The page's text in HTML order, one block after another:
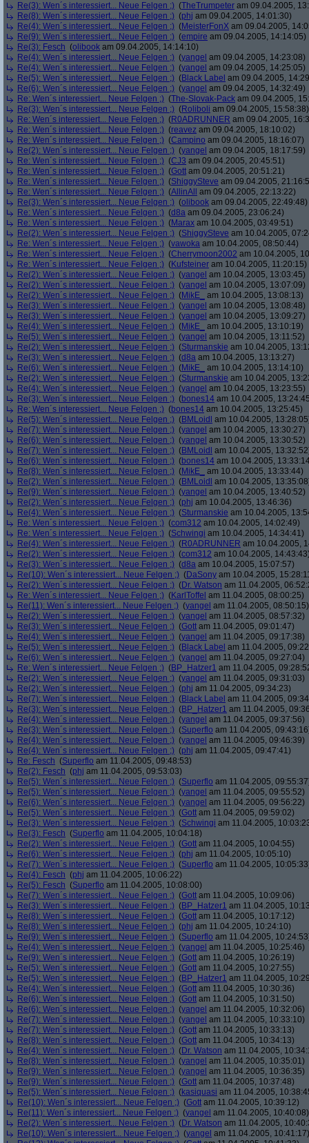
Re(3): Wen´s interessiert... Neue Felgen ;) (TheTrumpeter am 09.04.2005,
Re(8): Wen´s interessiert... Neue Felgen ;) (phj am 09.04.2005, 14:01:30)
Re(4): Wen´s interessiert... Neue Felgen ;) (MeisterFonX am 09.04.2005,
Re(9): Wen´s interessiert... Neue Felgen ;) (empire am 09.04.2005, 14:14:05)
Re(3): Fesch (olibook am 09.04.2005, 14:14:10)
Re(4): Wen´s interessiert... Neue Felgen ;) (yangel am 09.04.2005, 14:23:08)
Re(4): Wen´s interessiert... Neue Felgen ;) (yangel am 09.04.2005, 14:25:05)
Re(5): Wen´s interessiert... Neue Felgen ;) (Black Label am 09.04.2005,
Re(6): Wen´s interessiert... Neue Felgen ;) (yangel am 09.04.2005, 14:32:49)
Re: Wen´s interessiert... Neue Felgen ;) (The-Slovak-Pack am 09.04.2005,
Re(3): Wen´s interessiert... Neue Felgen ;) (Roliboli am 09.04.2005, 15:58:38)
Re: Wen´s interessiert... Neue Felgen ;) (R0ADRUNNER am 09.04.2005,
Re: Wen´s interessiert... Neue Felgen ;) (reavez am 09.04.2005, 18:10:02)
Re: Wen´s interessiert... Neue Felgen ;) (Campino am 09.04.2005, 18:16:07)
Re(2): Wen´s interessiert... Neue Felgen ;) (yangel am 09.04.2005, 18:17:59)
Re: Wen´s interessiert... Neue Felgen ;) (CJ3 am 09.04.2005, 20:45:51)
Re: Wen´s interessiert... Neue Felgen ;) (Gott am 09.04.2005, 20:51:21)
Re: Wen´s interessiert... Neue Felgen ;) (ShiggySteve am 09.04.2005,
Re: Wen´s interessiert... Neue Felgen ;) (AllinAll
am 09.04.2005, 22:13:22)
Re(3): Wen´s interessiert... Neue Felgen ;) (olibook am 09.04.2005, 22:49:48)
Re: Wen´s interessiert... Neue Felgen ;) (d8a am 09.04.2005, 23:06:24)
Re: Wen´s interessiert... Neue Felgen ;) (Marax am 10.04.2005, 03:49:51)
Re(2): Wen´s interessiert... Neue Felgen ;) (ShiggySteve am 10.04.2005,
Re: Wen´s interessiert... Neue Felgen ;) (vawoka am 10.04.2005, 08:50:44)
Re: Wen´s interessiert... Neue Felgen ;) (Cherrymoon2002 am 10.04.2005,
Re: Wen´s interessiert... Neue Felgen ;) (Kufsteiner am 10.04.2005, 11:20:15)
Re(2): Wen´s interessiert... Neue Felgen ;) (yangel am 10.04.2005, 13:03:45)
Re(2): Wen´s interessiert... Neue Felgen ;) (yangel am 10.04.2005, 13:07:09)
Re(2): Wen´s interessiert... Neue Felgen ;) (MikE_
am 10.04.2005, 13:08:13)
Re(3): Wen´s interessiert... Neue Felgen ;) (yangel am 10.04.2005, 13:08:48)
Re(3): Wen´s interessiert... Neue Felgen ;) (yangel am 10.04.2005, 13:09:27)
Re(4): Wen´s interessiert... Neue Felgen ;) (MikE_
am 10.04.2005, 13:10:19)
Re(5): Wen´s interessiert... Neue Felgen ;) (yangel am 10.04.2005, 13:11:52)
Re(2): Wen´s interessiert... Neue Felgen ;) (Sturmanskie am 10.04.2005,
Re(3): Wen´s interessiert... Neue Felgen ;) (d8a am 10.04.2005, 13:13:27)
Re(6): Wen´s interessiert... Neue Felgen ;) (MikE_
am 10.04.2005, 13:14:10)
Re(2): Wen´s interessiert... Neue Felgen ;) (Sturmanskie am 10.04.2005,
Re(4): Wen´s interessiert... Neue Felgen ;) (yangel am 10.04.2005, 13:23:55)
Re(3): Wen´s interessiert... Neue Felgen ;) (bones14 am 10.04.2005,
Re: Wen´s interessiert... Neue Felgen ;) (bones14 am 10.04.2005, 13:25:45)
Re(5): Wen´s interessiert... Neue Felgen ;) (BMLoidl am 10.04.2005,
Re(7): Wen´s interessiert... Neue Felgen ;) (yangel am 10.04.2005, 13:30:27)
Re(6): Wen´s interessiert... Neue Felgen ;) (yangel am 10.04.2005, 13:30:52)
Re(7): Wen´s interessiert... Neue Felgen ;) (BMLoidl am 10.04.2005,
Re(6): Wen´s interessiert... Neue Felgen ;) (bones14 am 10.04.2005,
Re(8): Wen´s interessiert... Neue Felgen ;) (MikE_
am 10.04.2005, 13:33:44)
Re(2): Wen´s interessiert... Neue Felgen ;) (BMLoidl am 10.04.2005,
Re(9): Wen´s interessiert... Neue Felgen ;) (yangel am 10.04.2005, 13:40:52)
Re(2): Wen´s interessiert... Neue Felgen ;) (phj am 10.04.2005, 13:46:36)
Re(4): Wen´s interessiert... Neue Felgen ;) (Sturmanskie am 10.04.2005,
Re: Wen´s interessiert... Neue Felgen ;) (com312 am 10.04.2005, 14:02:49)
Re: Wen´s interessiert... Neue Felgen ;) (Schwingi am 10.04.2005, 14:34:41)
Re(4): Wen´s interessiert... Neue Felgen ;) (R0ADRUNNER am 10.04.2005,
Re(2): Wen´s interessiert... Neue Felgen ;) (com312 am 10.04.2005,
Re(3): Wen´s interessiert... Neue Felgen ;) (d8a am 10.04.2005, 15:07:57)
Re(10): Wen´s interessiert... Neue Felgen ;) (DaSony am 10.04.2005,
Re(2): Wen´s interessiert... Neue Felgen ;) (Dr. Watson am 11.04.2005,
Re: Wen´s interessiert... Neue Felgen ;) (KarlToffel am 11.04.2005, 08:00:25)
Re(11): Wen´s interessiert... Neue Felgen ;) (yangel am 11.04.2005, 08:50:15)
Re(2): Wen´s interessiert... Neue Felgen ;) (yangel am 11.04.2005, 08:57:32)
Re(3): Wen´s interessiert... Neue Felgen ;) (Gott am 11.04.2005, 09:01:47)
Re(4): Wen´s interessiert... Neue Felgen ;) (yangel am 11.04.2005, 09:17:38)
Re(5): Wen´s interessiert... Neue Felgen ;) (Black Label am 11.04.2005,
Re(6): Wen´s interessiert... Neue Felgen ;) (yangel am 11.04.2005, 09:27:04)
Re: Wen´s interessiert... Neue Felgen ;) (BP_Hatzer1 am 11.04.2005,
Re(2): Wen´s interessiert... Neue Felgen ;) (yangel am 11.04.2005, 09:31:03)
Re(2): Wen´s interessiert... Neue Felgen ;) (phj am 11.04.2005, 09:34:23)
Re(7): Wen´s interessiert... Neue Felgen ;) (Black Label am 11.04.2005,
Re(3): Wen´s interessiert... Neue Felgen ;) (BP_Hatzer1 am 11.04.2005,
Re(4): Wen´s interessiert... Neue Felgen ;) (yangel am 11.04.2005, 09:37:56)
Re(3): Wen´s interessiert... Neue Felgen ;) (Superflo am 11.04.2005,
Re(4): Wen´s interessiert... Neue Felgen ;) (yangel am 11.04.2005, 09:46:39)
Re(4): Wen´s interessiert... Neue Felgen ;) (phj am 11.04.2005, 09:47:41)
Re: Fesch (Superflo am 11.04.2005, 09:48:53)
Re(2): Fesch (phj am 11.04.2005, 09:53:03)
Re(5): Wen´s interessiert... Neue Felgen ;) (Superflo am 11.04.2005,
Re(5): Wen´s interessiert... Neue Felgen ;) (yangel am 11.04.2005, 09:55:52)
Re(6): Wen´s interessiert... Neue Felgen ;) (yangel am 11.04.2005, 09:56:22)
Re(5): Wen´s interessiert... Neue Felgen ;) (Gott am 11.04.2005, 09:59:02)
Re(3): Wen´s interessiert... Neue Felgen ;) (Schwingi am 11.04.2005,
Re(3): Fesch (Superflo am 11.04.2005, 10:04:18)
Re(2): Wen´s interessiert... Neue Felgen ;) (Gott am 11.04.2005, 10:04:55)
Re(6): Wen´s interessiert... Neue Felgen ;) (phj am 11.04.2005, 10:05:10)
Re(7): Wen´s interessiert... Neue Felgen ;) (Superflo am 11.04.2005,
Re(4): Fesch (phj am 11.04.2005, 10:06:22)
Re(5): Fesch (Superflo am 11.04.2005, 10:08:00)
Re(7): Wen´s interessiert... Neue Felgen ;) (Gott am 11.04.2005, 10:09:06)
Re(3): Wen´s interessiert... Neue Felgen ;) (BP_Hatzer1 am 11.04.2005,
Re(8): Wen´s interessiert... Neue Felgen ;) (Gott am 11.04.2005, 10:17:12)
Re(8): Wen´s interessiert... Neue Felgen ;) (phj am 11.04.2005, 10:24:10)
Re(9): Wen´s interessiert... Neue Felgen ;) (Superflo am 11.04.2005,
Re(4): Wen´s interessiert... Neue Felgen ;) (yangel am 11.04.2005, 10:25:46)
Re(9): Wen´s interessiert... Neue Felgen ;) (Gott am 11.04.2005, 10:26:19)
Re(5): Wen´s interessiert... Neue Felgen ;) (Gott am 11.04.2005, 10:27:55)
Re(5): Wen´s interessiert... Neue Felgen ;) (BP_Hatzer1 am 11.04.2005,
Re(4): Wen´s interessiert... Neue Felgen ;) (Gott am 11.04.2005, 10:30:36)
Re(6): Wen´s interessiert... Neue Felgen ;) (Gott am 11.04.2005, 10:31:50)
Re(6): Wen´s interessiert... Neue Felgen ;) (yangel am 11.04.2005, 10:32:06)
Re(7): Wen´s interessiert... Neue Felgen ;) (yangel am 11.04.2005, 10:33:10)
Re(7): Wen´s interessiert... Neue Felgen ;) (Gott am 11.04.2005, 10:33:13)
Re(8): Wen´s interessiert... Neue Felgen ;) (Gott am 11.04.2005, 10:34:13)
Re(4): Wen´s interessiert... Neue Felgen ;) (Dr. Watson am 11.04.2005,
Re(8): Wen´s interessiert... Neue Felgen ;) (yangel am 11.04.2005, 10:35:01)
Re(9): Wen´s interessiert... Neue Felgen ;) (yangel am 11.04.2005, 10:36:35)
Re(9): Wen´s interessiert... Neue Felgen ;) (Gott am 11.04.2005, 10:37:48)
Re(5): Wen´s interessiert... Neue Felgen ;) (kasiquasi am 11.04.2005,
Re(10): Wen´s interessiert... Neue Felgen ;) (Gott am 11.04.2005, 10:39:12)
Re(11): Wen´s interessiert... Neue Felgen ;) (yangel am 11.04.2005, 10:40:08)
Re(2): Wen´s interessiert... Neue Felgen ;) (Dr. Watson am 11.04.2005,
Re(10): Wen´s interessiert... Neue Felgen ;) (yangel am 11.04.2005, 10:41:17)